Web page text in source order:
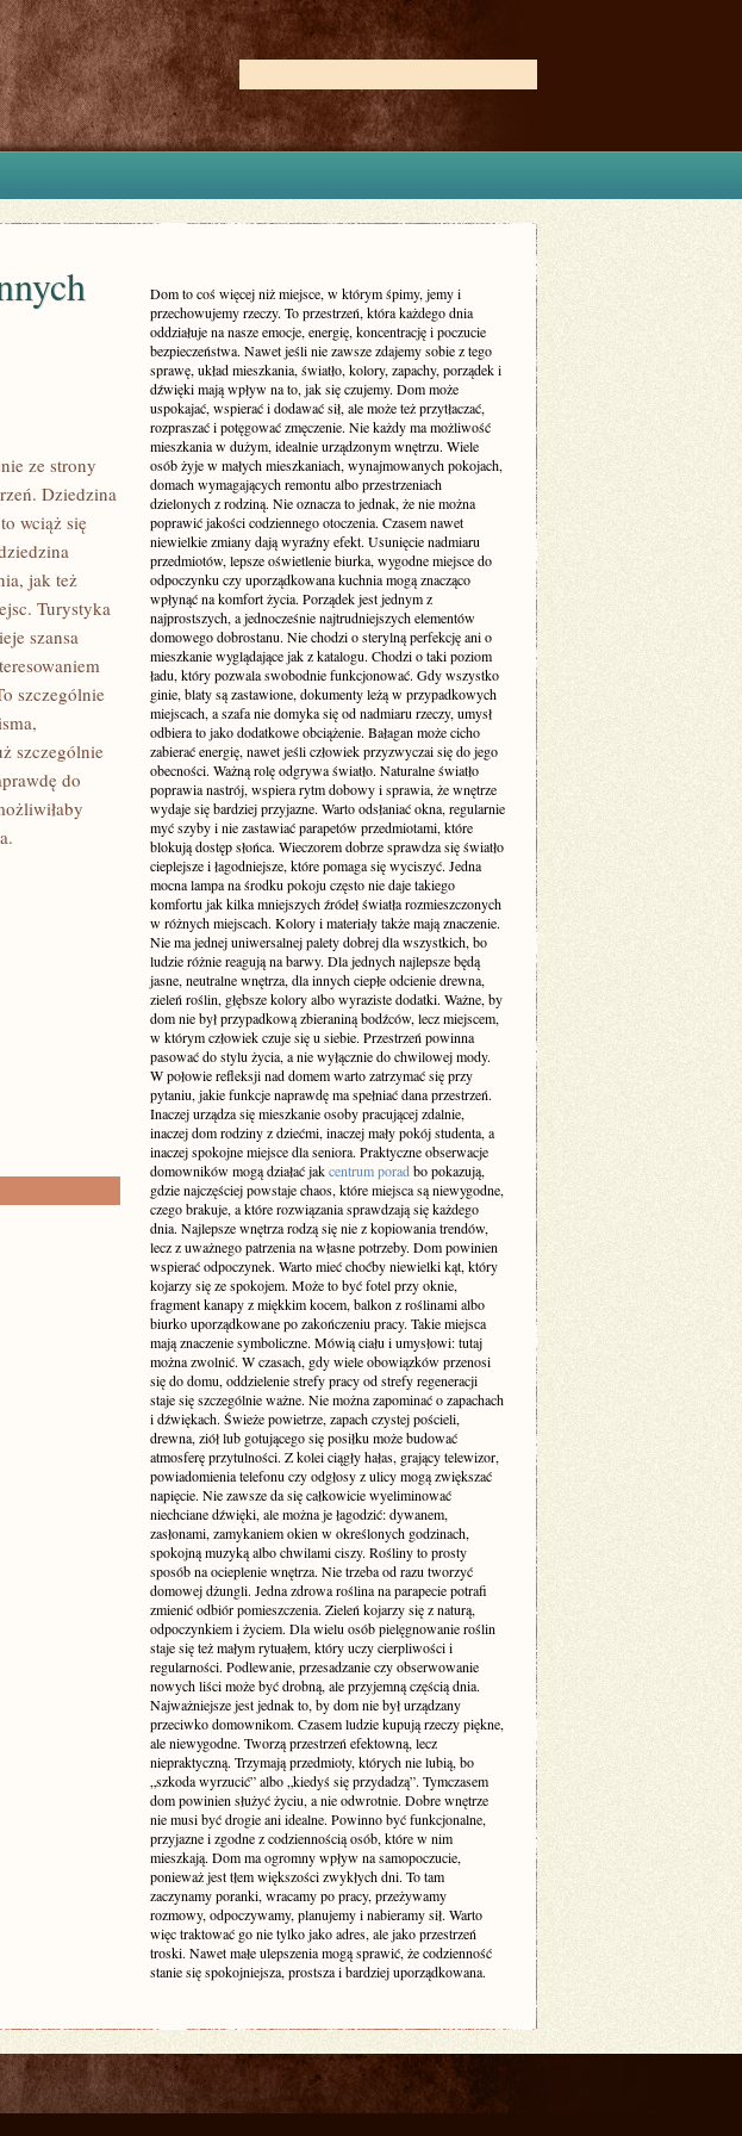
ze strony
Dziedzina
wciąż się
jak też
Turystyka
szansa
szczególnie
szczególnie
do
Dom to coś więcej niż miejsce, w którym śpimy, jemy i
przechowujemy rzeczy. To przestrzeń, która każdego dnia
oddziałuje na nasze emocje, energię, koncentrację i poczucie
bezpieczeństwa. Nawet jeśli nie zawsze zdajemy sobie z tego
sprawę, układ mieszkania, światło, kolory, zapachy, porządek i
dźwięki mają wpływ na to, jak się czujemy. Dom może
uspokajać, wspierać i dodawać sił, ale może też przytłaczać,
rozpraszać i potęgować zmęczenie. Nie każdy ma możliwość
mieszkania w dużym, idealnie urządzonym wnętrzu. Wiele
osób żyje w małych mieszkaniach, wynajmowanych pokojach,
domach wymagających remontu albo przestrzeniach
dzielonych z rodziną. Nie oznacza to jednak, że nie można
poprawić jakości codziennego otoczenia. Czasem nawet
niewielkie zmiany dają wyraźny efekt. Usunięcie nadmiaru
przedmiotów, lepsze oświetlenie biurka, wygodne miejsce do
odpoczynku czy uporządkowana kuchnia mogą znacząco
wpłynąć na komfort życia. Porządek jest jednym z
najprostszych, a jednocześnie najtrudniejszych elementów
domowego dobrostanu. Nie chodzi o sterylną perfekcję ani o
mieszkanie wyglądające jak z katalogu. Chodzi o taki poziom
ładu, który pozwala swobodnie funkcjonować. Gdy wszystko
ginie, blaty są zastawione, dokumenty leżą w przypadkowych
miejscach, a szafa nie domyka się od nadmiaru rzeczy, umysł
odbiera to jako dodatkowe obciążenie. Bałagan może cicho
zabierać energię, nawet jeśli człowiek przyzwyczai się do jego
obecności. Ważną rolę odgrywa światło. Naturalne światło
poprawia nastrój, wspiera rytm dobowy i sprawia, że wnętrze
wydaje się bardziej przyjazne. Warto odsłaniać okna, regularnie
myć szyby i nie zastawiać parapetów przedmiotami, które
blokują dostęp słońca. Wieczorem dobrze sprawdza się światło
cieplejsze i łagodniejsze, które pomaga się wyciszyć. Jedna
mocna lampa na środku pokoju często nie daje takiego
komfortu jak kilka mniejszych źródeł światła rozmieszczonych
w różnych miejscach. Kolory i materiały także mają znaczenie.
Nie ma jednej uniwersalnej palety dobrej dla wszystkich, bo
ludzie różnie reagują na barwy. Dla jednych najlepsze będą
jasne, neutralne wnętrza, dla innych ciepłe odcienie drewna,
zieleń roślin, głębsze kolory albo wyraziste dodatki. Ważne, by
dom nie był przypadkową zbieraniną bodźców, lecz miejscem,
w którym człowiek czuje się u siebie. Przestrzeń powinna
pasować do stylu życia, a nie wyłącznie do chwilowej mody.
W połowie refleksji nad domem warto zatrzymać się przy
pytaniu, jakie funkcje naprawdę ma spełniać dana przestrzeń.
Inaczej urządza się mieszkanie osoby pracującej zdalnie,
inaczej dom rodziny z dziećmi, inaczej mały pokój studenta, a
inaczej spokojne miejsce dla seniora. Praktyczne obserwacje
domowników mogą działać jakcentrum poradbo pokazują,
gdzie najczęściej powstaje chaos, które miejsca są niewygodne,
czego brakuje, a które rozwiązania sprawdzają się każdego
dnia. Najlepsze wnętrza rodzą się nie z kopiowania trendów,
lecz z uważnego patrzenia na własne potrzeby. Dom powinien
wspierać odpoczynek. Warto mieć choćby niewielki kąt, który
kojarzy się ze spokojem. Może to być fotel przy oknie,
fragment kanapy z miękkim kocem, balkon z roślinami albo
biurko uporządkowane po zakończeniu pracy. Takie miejsca
mają znaczenie symboliczne. Mówią ciału i umysłowi: tutaj
można zwolnić. W czasach, gdy wiele obowiązków przenosi
się do domu, oddzielenie strefy pracy od strefy regeneracji
staje się szczególnie ważne. Nie można zapominać o zapachach
i dźwiękach. Świeże powietrze, zapach czystej pościeli,
drewna, ziół lub gotującego się posiłku może budować
atmosferę przytulności. Z kolei ciągły hałas, grający telewizor,
powiadomienia telefonu czy odgłosy z ulicy mogą zwiększać
napięcie. Nie zawsze da się całkowicie wyeliminować
niechciane dźwięki, ale można je łagodzić: dywanem,
zasłonami, zamykaniem okien w określonych godzinach,
spokojną muzyką albo chwilami ciszy. Rośliny to prosty
sposób na ocieplenie wnętrza. Nie trzeba od razu tworzyć
domowej dżungli. Jedna zdrowa roślina na parapecie potrafi
zmienić odbiór pomieszczenia. Zieleń kojarzy się z naturą,
odpoczynkiem i życiem. Dla wielu osób pielęgnowanie roślin
staje się też małym rytuałem, który uczy cierpliwości i
regularności. Podlewanie, przesadzanie czy obserwowanie
nowych liści może być drobną, ale przyjemną częścią dnia.
Najważniejsze jest jednak to, by dom nie był urządzany
przeciwko domownikom. Czasem ludzie kupują rzeczy piękne,
ale niewygodne. Tworzą przestrzeń efektowną, lecz
niepraktyczną. Trzymają przedmioty, których nie lubią, bo
„szkoda wyrzucić” albo „kiedyś się przydadzą”. Tymczasem
dom powinien służyć życiu, a nie odwrotnie. Dobre wnętrze
nie musi być drogie ani idealne. Powinno być funkcjonalne,
przyjazne i zgodne z codziennością osób, które w nim
mieszkają. Dom ma ogromny wpływ na samopoczucie,
ponieważ jest tłem większości zwykłych dni. To tam
zaczynamy poranki, wracamy po pracy, przeżywamy
rozmowy, odpoczywamy, planujemy i nabieramy sił. Warto
więc traktować go nie tylko jako adres, ale jako przestrzeń
troski. Nawet małe ulepszenia mogą sprawić, że codzienność
stanie się spokojniejsza, prostsza i bardziej uporządkowana.